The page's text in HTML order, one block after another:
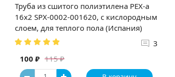
Труба из сшитого полиэтилена PEX-a
16х2 SPX-0002-001620, с кислородным
слоем, для теплого пола (Испания)
3
115 ₽
100 ₽